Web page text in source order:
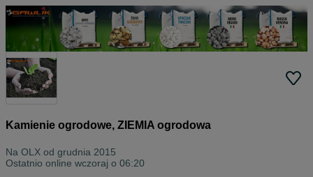
Kamienie ogrodowe, ZIEMIA ogrodowa
Na OLX od grudnia 2015
Ostatnio online wczoraj o 06:20